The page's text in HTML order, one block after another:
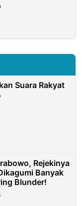
Suara Rakyat
Rejekinya
Banyak
Blunder!